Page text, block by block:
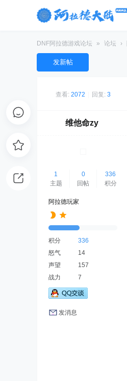
DNF阿拉德游戏论坛 » 论坛 ›
发新帖
查看: 2072 回复: 3
维他命zy
1
主题
0
回帖
336
积分
阿拉德玩家
积分
336
怒气
14
声望
157
战力
7
发消息